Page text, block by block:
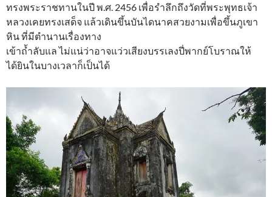
ทรงพระราชทานในปี พ.ศ. 2456 เพื่อรำลึกถึงวัดที่พระพุทธเจ้า
หลวงเคยทรงเสด็จ แล้วเดินขึ้นบันไดนาคสวยงามเพื่อขึ้นภูเขา
หิน ที่มีตำนานเรื่องทาง
เข้าถ้ำลับแล ไม่แน่ว่าอาจแว่วเสียงบรรเลงปี่พากย์โบราณให้
ได้ยินในบางเวลาก็เป็นได้